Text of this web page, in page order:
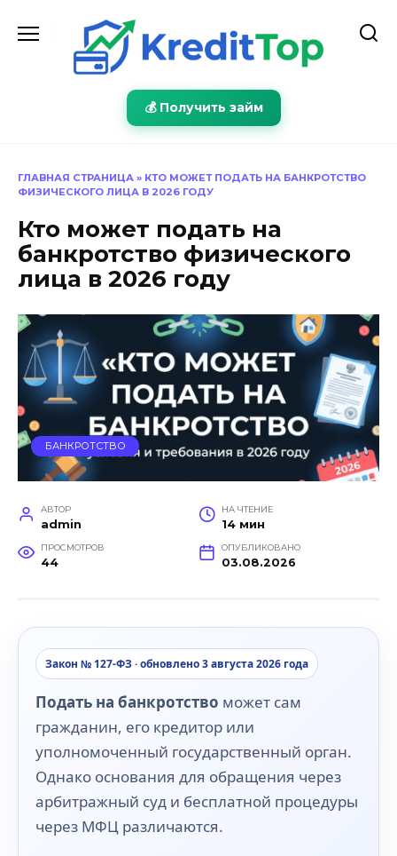
содержанию
💰 Получить займ
ГЛАВНАЯ СТРАНИЦА » КТО МОЖЕТ ПОДАТЬ НА БАНКРОТСТВО
ФИЗИЧЕСКОГО ЛИЦА В 2026 ГОДУ
Кто может подать на
банкротство физического
лица в 2026 году
БАНКРОТСТВО
АВТОР
admin
НА ЧТЕНИЕ
14 мин
ПРОСМОТРОВ
44
ОПУБЛИКОВАНО
03.08.2026
Закон № 127-ФЗ · обновлено 3 августа 2026 года
Подать на банкротство может сам
гражданин, его кредитор или
уполномоченный государственный орган.
Однако основания для обращения через
арбитражный суд и бесплатной процедуры
через МФЦ различаются.